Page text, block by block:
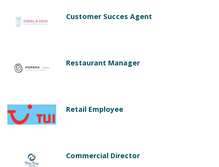
Customer Succes Agent
Restaurant Manager
Retail Employee
Commercial Director